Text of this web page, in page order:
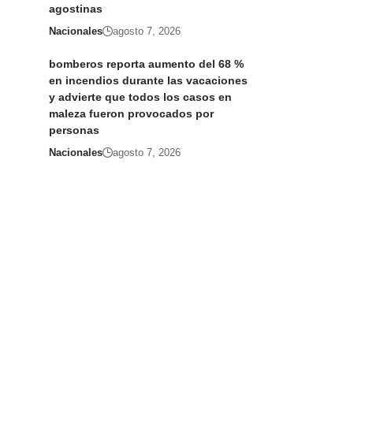
agostinas
Nacionales agosto 7, 2026
bomberos reporta aumento del 68 %
en incendios durante las vacaciones
y advierte que todos los casos en
maleza fueron provocados por
personas
Nacionales agosto 7, 2026